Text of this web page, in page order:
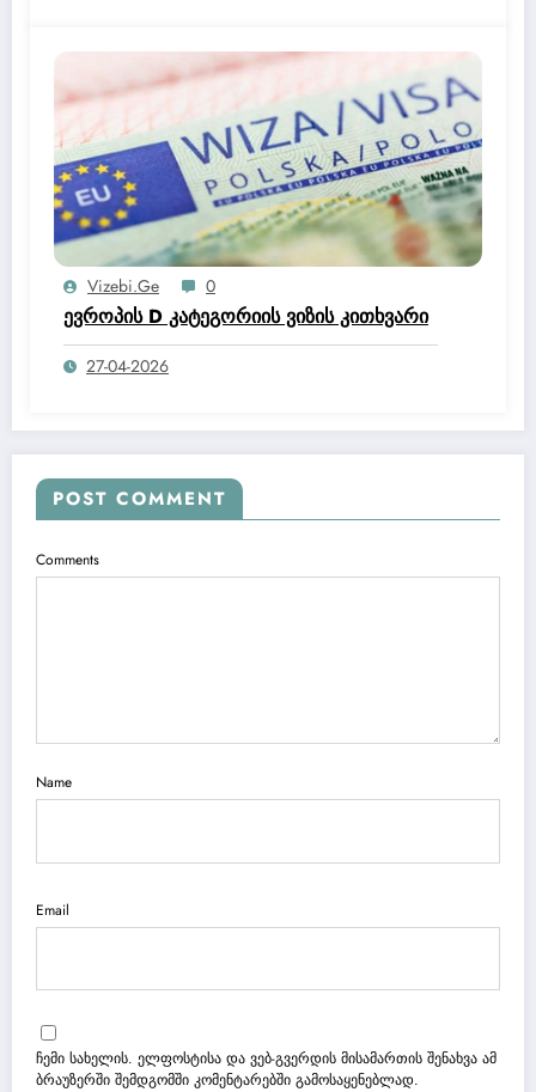
დარჩენისთვის ხელშეწყობის,
საქართველოს მოქალაქისთვის უცხო
ქვეყანაში თავშესაფრის მისაღებად
მცდარი ინფორმაციის წარდგენის
ხელშეწყობის და ორგანიზების, ასევე
ყალბი ოფიციალური დოკუმენტის
დამზადება-გასაღების ფაქტებზე 3 პირი
დააკავა და 6 პირის მიმართ
სისხლისსამართლებრივი დევნა დაიწყო.
Vizebi.ge 0
ევროპის D კატეგორიის ვიზის კითხვარი
27-04-2026
POST COMMENT
Comments
Name
Email
ჩემი სახელის. ელფოსტისა და ვებ-გვერდის მისამართის შენახვა ამ
ბრაუზერში შემდგომში კომენტარებში გამოსაყენებლად.